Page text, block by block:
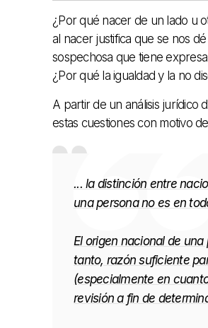
¿Por qué nacer de un lado u
al nacer justifica que se nos
sospechosa que tiene
¿Por qué la igualdad y la no
A partir de un análisis jurídico
estas cuestiones con motivo
... la distinción entre
una persona no es en
El origen nacional de
tanto, razón suficiente
(especialmente en
revisión a fin de